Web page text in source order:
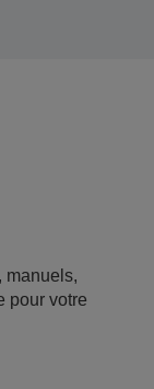
manuels,
pour votre